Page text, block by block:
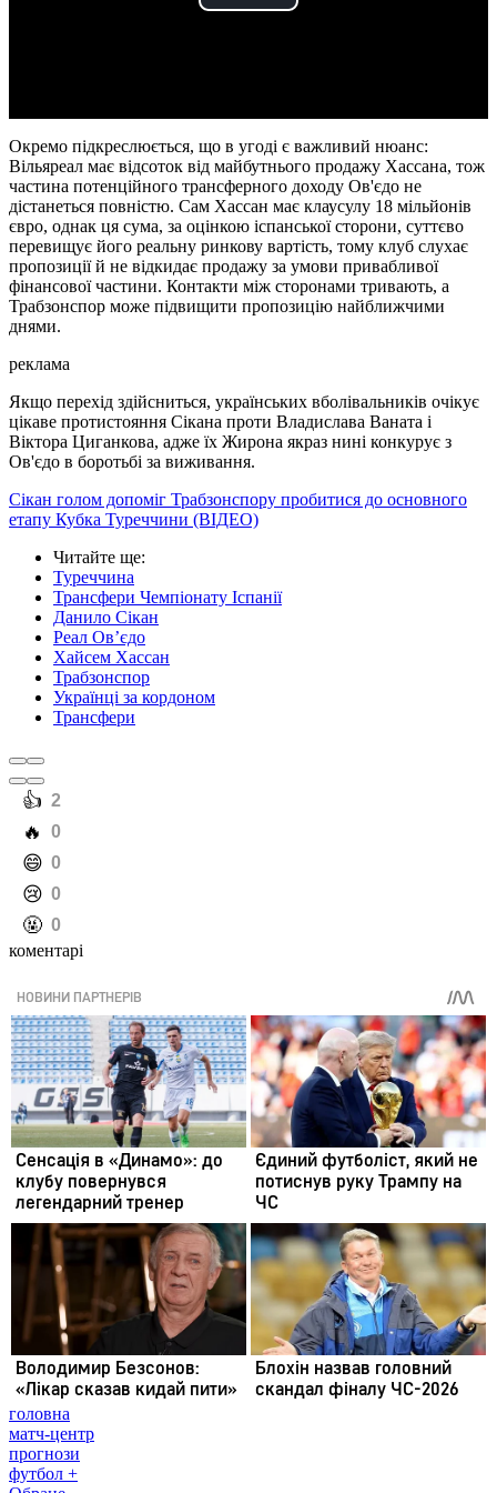
Play
Окремо підкреслюється, що в угоді є важливий нюанс:
Вільяреал має відсоток від майбутнього продажу Хассана, тож
частина потенційного трансферного доходу Ов'єдо не
дістанеться повністю. Сам Хассан має клаусулу 18 мільйонів
євро, однак ця сума, за оцінкою іспанської сторони, суттєво
перевищує його реальну ринкову вартість, тому клуб слухає
пропозиції й не відкидає продажу за умови привабливої
фінансової частини. Контакти між сторонами тривають, а
Трабзонспор може підвищити пропозицію найближчими
днями.
реклама
Якщо перехід здійсниться, українських вболівальників очікує
цікаве протистояння Сікана проти Владислава Ваната і
Віктора Циганкова, адже їх Жирона якраз нині конкурує з
Ов'єдо в боротьбі за виживання.
Сікан голом допоміг Трабзонспору пробитися до основного
етапу Кубка Туреччини (ВІДЕО)
Читайте ще:
Туреччина
Трансфери Чемпіонату Іспанії
Данило Сікан
Реал Ов’єдо
Хайсем Хассан
Трабзонспор
Українці за кордоном
Трансфери
️👍 2
️🔥 0
️😄 0
️😢 0
️🤬 0
коментарі
головна
матч-центр
прогнози
футбол +